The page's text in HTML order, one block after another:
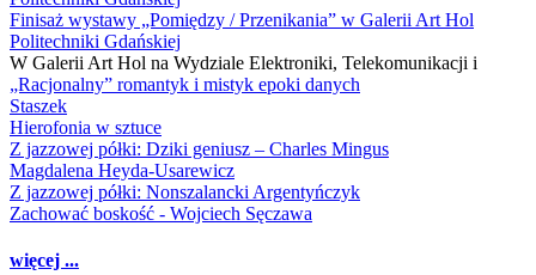
Finisaż wystawy „Pomiędzy / Przenikania” w Galerii Art Hol
Politechniki Gdańskiej
W Galerii Art Hol na Wydziale Elektroniki, Telekomunikacji i
„Racjonalny” romantyk i mistyk epoki danych
Staszek
Hierofonia w sztuce
Z jazzowej półki: Dziki geniusz – Charles Mingus
Magdalena Heyda-Usarewicz
Z jazzowej półki: Nonszalancki Argentyńczyk
Zachować boskość - Wojciech Sęczawa
więcej ...